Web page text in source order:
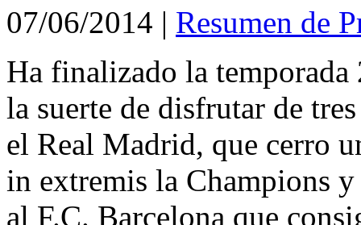
07/06/2014 | Resumen de
Ha finalizado la
la suerte de disfrutar de
el Real Madrid, que cerro
in extremis la Champions
al F.C. Barcelona que